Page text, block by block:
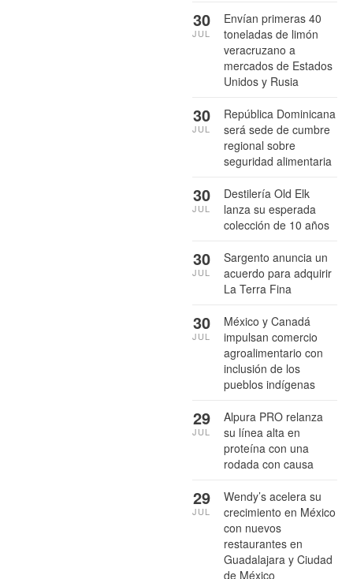
Envían primeras 40
toneladas de limón
veracruzano a
mercados de Estados
Unidos y Rusia
30
JUL
República Dominicana
será sede de cumbre
regional sobre
seguridad alimentaria
30
JUL
Destilería Old Elk
lanza su esperada
colección de 10 años
30
JUL
Sargento anuncia un
acuerdo para adquirir
La Terra Fina
30
JUL
México y Canadá
impulsan comercio
agroalimentario con
inclusión de los
pueblos indígenas
30
JUL
Alpura PRO relanza
su línea alta en
proteína con una
rodada con causa
29
JUL
Wendy’s acelera su
crecimiento en México
con nuevos
restaurantes en
Guadalajara y Ciudad
de México
29
JUL